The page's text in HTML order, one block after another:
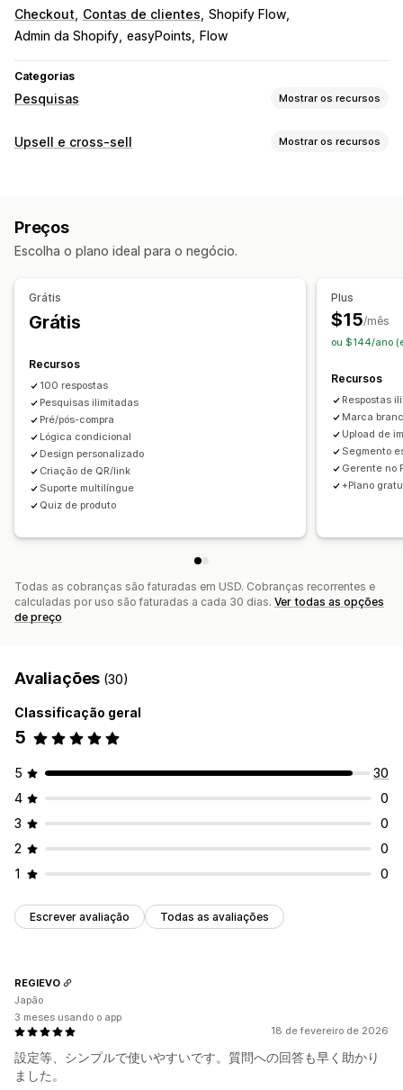
Checkout Contas de clientes Shopify Flow
Admin da Shopify easyPoints Flow
Categorias
Pesquisas Mostrar os recursos
Personalização de formulários
Tipos de pesquisa
Net Promoter Score (NPS)
Pós-venda
E-mail Exportação de dados
Upsell e cross-sell Mostrar os recursos
Ofertas e recomendações
Análises
Taxas de cliques
Desempenho do funil
Preços
Escolha o plano ideal para o negócio.
Grátis
Grátis
Recursos
100 respostas
Pesquisas ilimitadas
Pré/pós-compra
Lógica condicional
Design personalizado
Criação de QR/link
Suporte multilíngue
Quiz de produto
Plus
$15/mês
ou $144/ano
Recursos
Respostas
Marca
Upload de
Segmento
Gerente no
+Plano
Todas as cobranças são faturadas em USD. Cobranças recorrentes e
calculadas por uso são faturadas a cada 30 dias. Ver todas as opções
de preço
Avaliações (30)
Classificação geral
5
5
30
4
0
3
0
2
0
1
0
Escrever avaliação Todas as avaliações
18 de fevereiro de 2026
設定等、シンプルで使いやすいです。質問への回答も早く助かり
ました。
REGIEVO
Japão
3 meses usando o app